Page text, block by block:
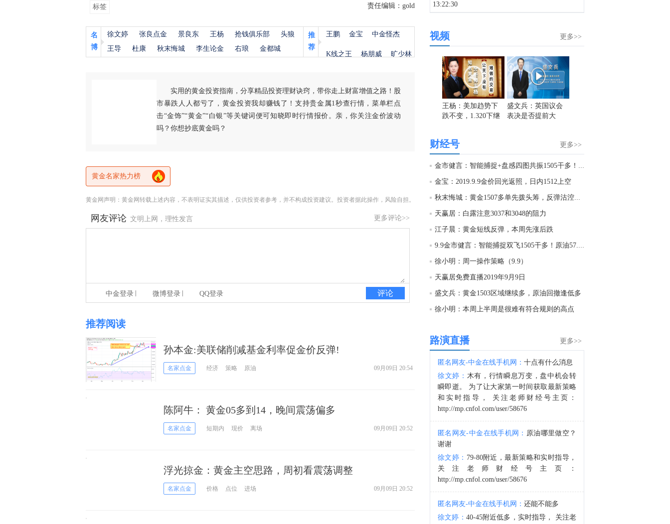
标签 责任编辑：gold
名
博
徐文婷 张良点金 景良东 王杨 抢钱俱乐部
头狼
王导
杜康 秋末悔城 李生论金 右琅 金都城
推
荐
王鹏 金宝 中金怪杰
K线之王 杨朋威 旷少林
实用的黄金投资指南，分享精品投资理财诀窍，带你走上财富增值之路！股
市暴跌人人都亏了，黄金投资我却赚钱了！支持贵金属1秒查行情，菜单栏点
击“金饰”“黄金”“白银”等关键词便可知晓即时行情报价。亲，你关注金价波动
吗？你想抄底黄金吗？
黄金名家热力榜
黄金网声明：黄金网转载上述内容，不表明证实其描述，仅供投资者参考，并不构成投资建议。投资者据此操作，风险自担。
更多评论>>
网友评论 文明上网，理性发言
评论
中金登录 微博登录 QQ登录
推荐阅读
孙本金:美联储削减基金利率促金价反弹!
名家点金 经济 策略 原油 09月09日 20:54
陈阿牛： 黄金05多到14，晚间震荡偏多
名家点金 短期内 现价 离场 09月09日 20:52
浮光掠金：黄金主空思路，周初看震荡调整
名家点金 价格 点位 进场 09月09日 20:52
13:22:30
13:17:25
12:43:53
12:42:23
金十数据8月8日讯，据灯塔专业版，截至8月8日，2026年8月总票房（含预售）突破15亿，《蜘蛛侠：崭新之日》《八仙！》《功夫女足》《年会不能停！2》《痴迷》暂列8月票房榜前五。
12:31:11
12:24:46
12:13:40
文件显示，赛富时将在旧金山总部裁员74人。
12:13:16
12:02:18
禁令让铜价飞涨，但效果可能被夸大了！当刚果（金）和印尼释放同一个信号，我们该如何避免重蹈覆撤？这篇从刚果禁令看铜钴生死局，带你看清假断供与真洗盘的极限博弈！
中国地震台网正式测定：08月08日11时45分在新疆阿克苏地区沙雅县发生4.5级地震，震源深度25千米。 ​​​
金十数据8月8日讯，下周英国最重要的数据将是周四公布的第二季度GDP报告。德意志银行英国经济学家预计，6月GDP环比下降0.1%，使得2026年第二季度GDP环比增长维持在0.4%，但下行风险有所增加。
11:52:53
金十数据8月8日讯，乌克兰空军8日在社交媒体称，乌克兰首都基辅，以及敖德萨州等多地有无人机来袭风险。基辅市军事管理局称，由于无人机和弹道导弹威胁，基辅市拉响防空警报。该部门还称，基辅一处燃料库起火，但未说明具体原因。据俄罗斯方面8日凌晨消息，俄罗斯萨马拉州、萨拉托夫州等多地有导弹来袭风险。今天已有十多个俄罗斯机场暂停航班起降。（央视新闻）
更多>>
视频
王杨：美加趋势下
跌不变，1.320下继
盛文兵：英国议会
表决是否提前大
更多>>
财经号
金市健言：智能捕捉+盘感四图共振1505干多！九九归一上攻路
金宝：2019.9.9金价回光返照，日内1512上空
秋末悔城：黄金1507多单先拨头筹，反弹沽涳是主心骨
天赢居：白露注意3037和3048的阻力
江子晨：黄金短线反弹，本周先涨后跌
9.9金市健言：智能捕捉双飞1505干多！原油57.1干空！
徐小明：周一操作策略（9.9）
天赢居免费直播2019年9月9日
盛文兵：黄金1503区域继续多，原油回撤逢低多
徐小明：本周上半周是很难有符合规则的高点
更多>>
路演直播
匿名网友-中金在线手机网： 十点有什么消息
徐文婷： 木有，行情瞬息万变，盘中机会转
瞬即逝。 为了让大家第一时间获取最新策略
和实时指导， 关注老师财经号主页：
http://mp.cnfol.com/user/58676
匿名网友-中金在线手机网： 原油哪里做空？
谢谢
徐文婷： 79-80附近，最新策略和实时指导，
关注老师财经号主页：
http://mp.cnfol.com/user/58676
匿名网友-中金在线手机网： 还能不能多
徐文婷： 40-45附近低多，实时指导， 关注老